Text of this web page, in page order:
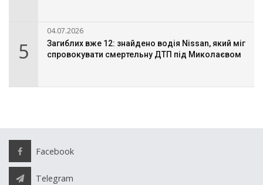
5
04.07.2026
Загиблих вже 12: знайдено водія Nissan, який міг
спровокувати смертельну ДТП під Миколаєвом
Facebook
Telegram